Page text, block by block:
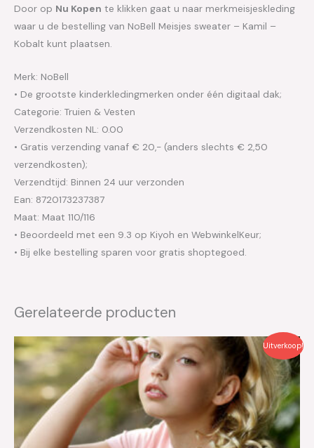
Door op Nu Kopen te klikken gaat u naar merkmeisjeskleding
waar u de bestelling van NoBell Meisjes sweater – Kamil –
Kobalt kunt plaatsen.
Merk: NoBell
• De grootste kinderkledingmerken onder één digitaal dak;
Categorie: Truien & Vesten
Verzendkosten NL: 0.00
• Gratis verzending vanaf € 20,- (anders slechts € 2,50
verzendkosten);
Verzendtijd: Binnen 24 uur verzonden
Ean: 8720173237387
Maat: Maat 110/116
• Beoordeeld met een 9.3 op Kiyoh en WebwinkelKeur;
• Bij elke bestelling sparen voor gratis shoptegoed.
Gerelateerde producten
Uitverkoop!
Oorspronkelijke
prijs
was:
€45.99.
Huidige
prijs
€23.00.